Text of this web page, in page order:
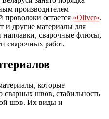
производителем
проволоки остается «Oliver».
и другие материалы для
наплавки, сварочные флюсы,
сварочных работ.
которые
сварных швов, стабильность
шов. Их виды и